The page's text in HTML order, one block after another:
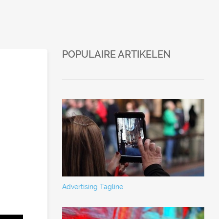
POPULAIRE ARTIKELEN
Advertising Tagline